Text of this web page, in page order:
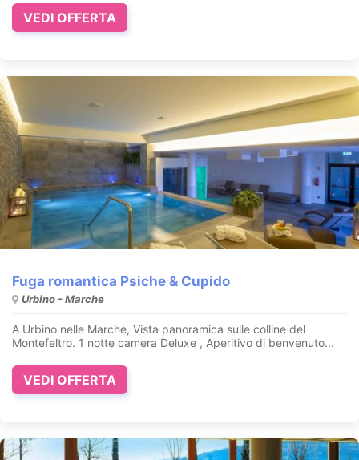
VEDI OFFERTA
Fuga romantica Psiche & Cupido
Urbino - Marche
A Urbino nelle Marche, Vista panoramica sulle colline del
Montefeltro. 1 notte camera Deluxe , Aperitivo di benvenuto...
VEDI OFFERTA